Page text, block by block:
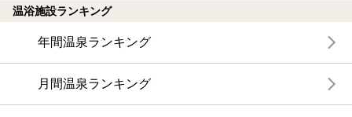
温浴施設ランキング
年間温泉ランキング
月間温泉ランキング